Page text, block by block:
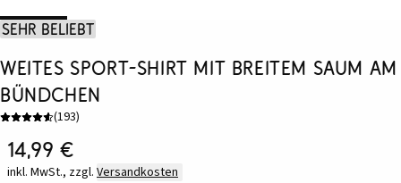
Sehr beliebt
Weites Sport-Shirt mit breitem Saum am
Bündchen
(193)
14,99 €
inkl. MwSt., zzgl. Versandkosten